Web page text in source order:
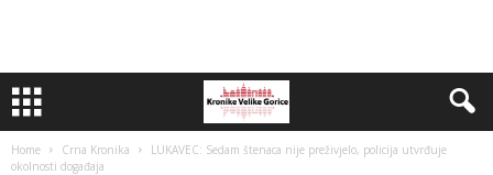
Home Crna Kronika
LUKAVEC: Sedam štenaca nije preživjelo, policija utvrđuje
okolnosti događaja